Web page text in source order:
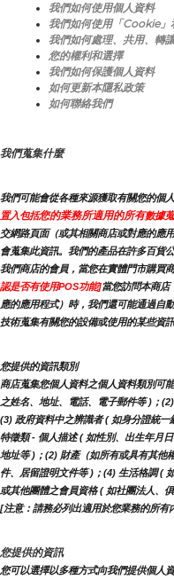
我們如何使用個人資料
我們如何使用「Cookie」
我們如何處理、共用、轉
您的權利和選擇
我們如何保護個人資料
如何更新本隱私政策
如何聯絡我們
我們蒐集什麼
我們可能會從各種來源獲取有關您的個
置入包括您的業務所適用的所有數據
交網路頁面（或其相關商店或對應的
會蒐集此資訊。我們的產品在許多百貨
我們商店的會員，當您在實體門市購買
認是否有使用POS功能]當您訪問本商店
應的應用程式）時，我們還可能通過自
技術蒐集有關您的設備或使用的某些資訊
您提供的資訊類別
商店蒐集您個人資料之個人資料類別可
之姓名、地址、電話、電子郵件等 )；
(3) 政府資料中之辨識者 ( 如身分證統
特徵類 - 個人描述 ( 如性別、出生年月
地址等 )；(2) 財產（如所有或具有其他
件、居留證明文件等 )；(4) 生活格調 (
或其他團體之會員資格 ( 如社團法人、
[注意：請務必列出適用於您業務的所有
您提供的資訊
您可以選擇以多種方式向我們提供個人